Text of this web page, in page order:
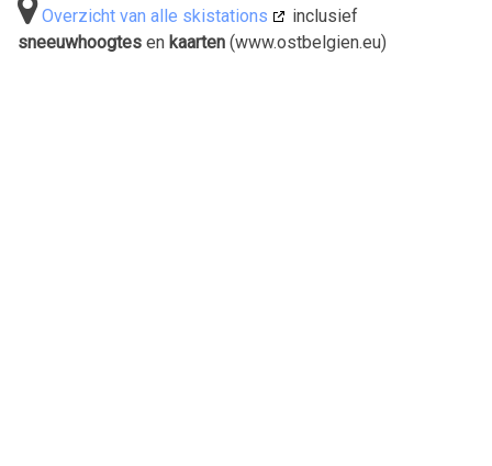
Overzicht van alle skistations
inclusief
sneeuwhoogtes en kaarten (www.ostbelgien.eu)